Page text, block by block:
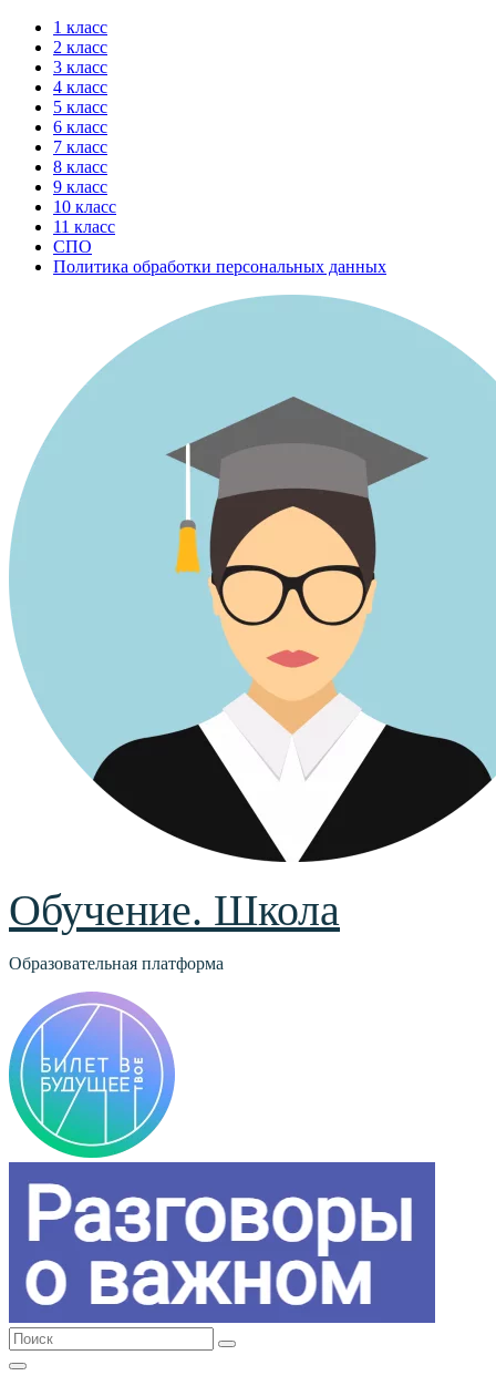
Перейти
содержимому
1 класс
2 класс
3 класс
4 класс
5 класс
6 класс
7 класс
8 класс
9 класс
10 класс
11 класс
СПО
Политика обработки персональных данных
Обучение. Школа
Образовательная платформа